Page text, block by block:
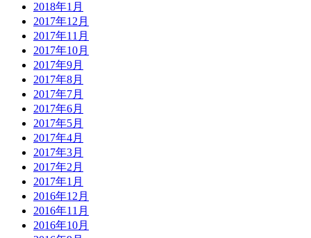
2018年1月
2017年12月
2017年11月
2017年10月
2017年9月
2017年8月
2017年7月
2017年6月
2017年5月
2017年4月
2017年3月
2017年2月
2017年1月
2016年12月
2016年11月
2016年10月